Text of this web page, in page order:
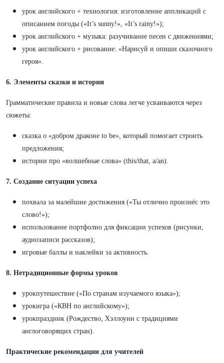
урок английского + технология: изготовление аппликаций с
описанием погоды («It’s sunny!», «It’s rainy!»);
урок английского + музыка: разучивание песен с движениями;
урок английского + рисование: «Нарисуй и опиши сказочного
героя».
6. Элементы сказки и истории
Грамматические правила и новые слова легче усваиваются через
сюжеты:
сказка о «добром драконе to be», который помогает строить
предложения;
истории про «волшебные слова» (this/that, a/an).
7. Создание ситуации успеха
похвала за малейшие достижения («Ты отлично произнёс это
слово!»);
использование портфолио для фиксации успехов (рисунки,
аудиозаписи рассказов);
игровые баллы и наклейки за активность.
8. Нетрадиционные формы уроков
урокпутешествие («По странам изучаемого языка»);
урокигра («КВН по английскому»);
урокпраздник (Рождество, Хэллоуин с традициями
англоговорящих стран).
Практические рекомендации для учителей